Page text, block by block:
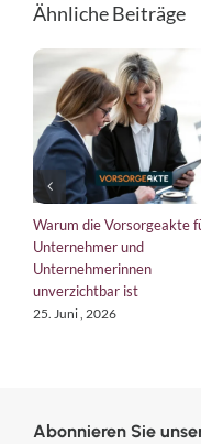
Ähnliche Beiträge
auf
Die Vorsorgeakte als
Software:
Familien und
schützen
4. Juni , 2026
Abonnieren Sie